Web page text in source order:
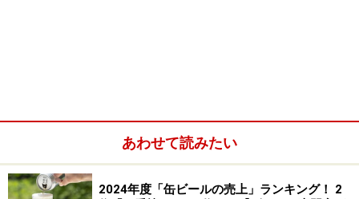
あわせて読みたい
2024年度「缶ビールの売上」ランキング！ 2